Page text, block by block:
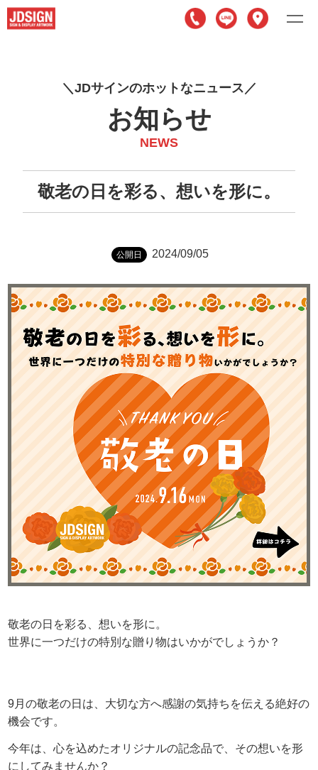
JDサイ ンのホッ トなニュース
お知らせ
NEWS
敬老の日を彩る、想いを形に。
公開日 2024/09/05
敬老の日を彩る、想いを形に。
世界に一つだけの特別な贈り物はいかがでしょうか？
9月の敬老の日は、大切な方へ感謝の気持ちを伝える絶好の
機会です。
今年は、心を込めたオリジナルの記念品で、その想いを形
にしてみませんか？